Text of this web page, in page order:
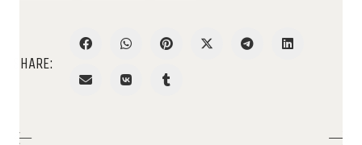
SHARE: